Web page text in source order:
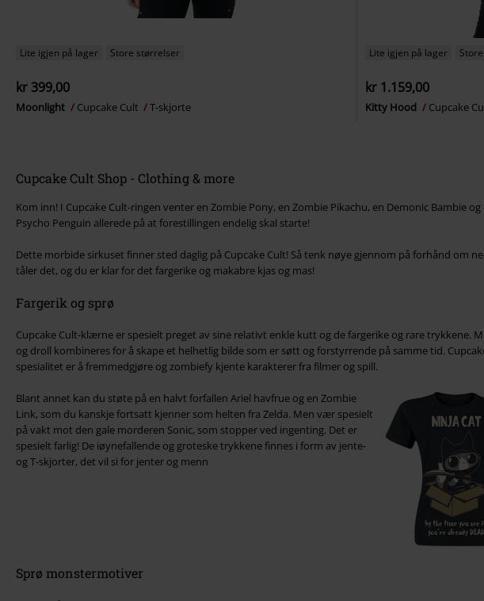
Lite igjen på lager Store størrelser
kr 399,00
Moonlight Cupcake Cult T-skjorte
Lite igjen på lager
kr 1.159,00
Kitty Hood Cupcake
Cupcake Cult Shop - Clothing & more
Kom inn! I Cupcake Cult-ringen venter en Zombie Pony, en Zombie Pikachu, en Demonic Bambie og
Psycho Penguin allerede på at forestillingen endelig skal starte!
Dette morbide sirkuset finner sted daglig på Cupcake Cult! Så tenk nøye gjennom på forhånd om
tåler det, og du er klar for det fargerike og makabre kjas og mas!
Fargerik og sprø
Cupcake Cult-klærne er spesielt preget av sine relativt enkle kutt og de fargerike og rare trykkene.
og droll kombineres for å skape et helhetlig bilde som er søtt og forstyrrende på samme tid.
spesialitet er å fremmedgjøre og zombiefy kjente karakterer fra filmer og spill.
Blant annet kan du støte på en halvt forfallen Ariel havfrue og en Zombie
Link, som du kanskje fortsatt kjenner som helten fra Zelda. Men vær spesielt
på vakt mot den gale morderen Sonic, som stopper ved ingenting. Det er
spesielt farlig! De iøynefallende og groteske trykkene finnes i form av jente-
og T-skjorter, det vil si for jenter og menn
Sprø monstermotiver